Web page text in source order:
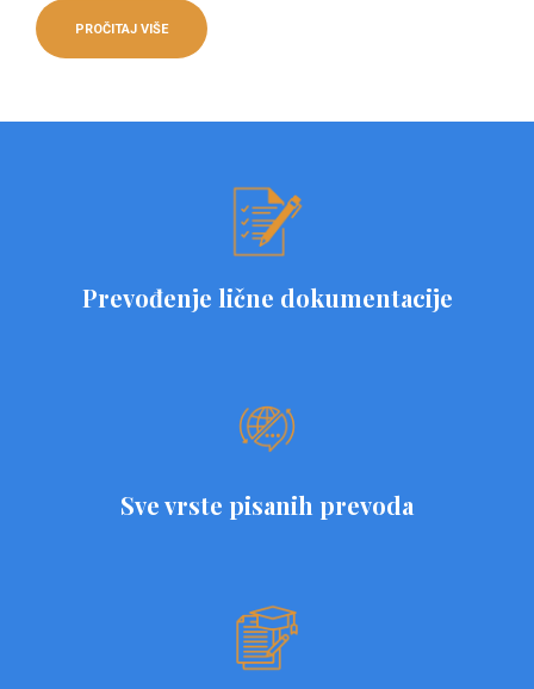
PROČITAJ VIŠE
Prevođenje lične dokumentacije
Sve vrste pisanih prevoda